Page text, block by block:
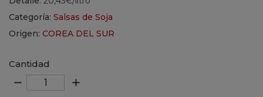
Categoría: Salsas de Soja
Origen: COREA DEL SUR
Cantidad
remove add